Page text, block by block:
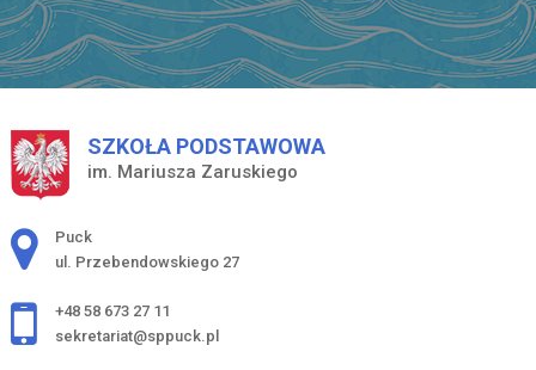
SZKOŁA PODSTAWOWA
im. Mariusza Zaruskiego
Adres pocztowy:
Puck
ul. Przebendowskiego 27
+48 58 673 27 11
sekretariat@sppuck.pl